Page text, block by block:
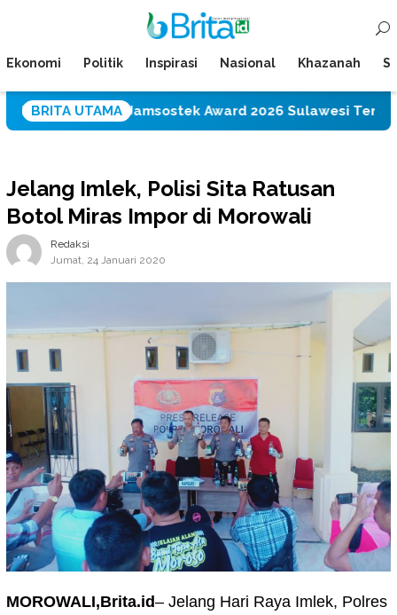
Mobile
Ekonomi Politik Inspirasi Nasional Khazanah
BRITA UTAMA
Juara I Jamsostek Award 2026 Sulawesi Tengah
Jelang Imlek, Polisi Sita Ratusan
Botol Miras Impor di Morowali
Redaksi
Jumat, 24 Januari 2020
MOROWALI,Brita.id– Jelang Hari Raya Imlek, Polres